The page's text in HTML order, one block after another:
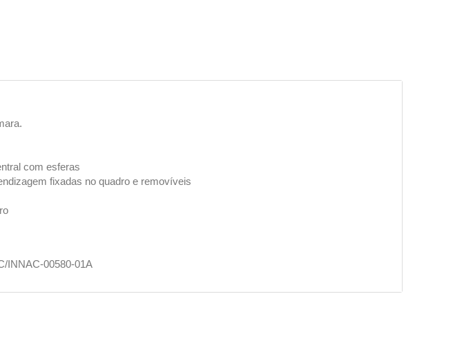
com esferas
fixadas no quadro e removíveis
INNAC-00580-01A